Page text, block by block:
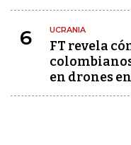
6 UCRANIA
FT revela
en drones